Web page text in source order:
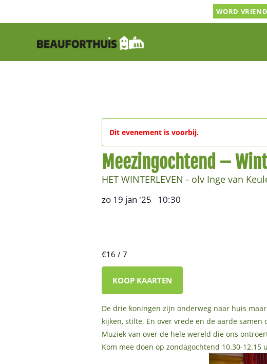
WORD
Dit evenement is voorbij.
Meezingochtend –
HET WINTERLEVEN - olv Inge van
zo 19 jan '25 10:30
€16 / 7
KOOP KAARTEN
De drie koningen zijn onderweg naar huis
kijken, stilte. En over vrede en de aarde
Muziek van over de hele wereld die ons
Kom mee doen op zondagochtend 10.30-